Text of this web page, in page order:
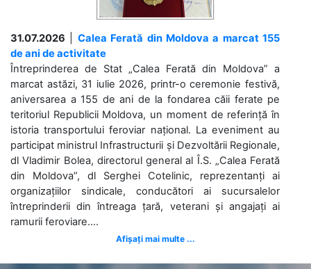
31.07.2026
Calea Ferată din Moldova a marcat 155
de ani de activitate
Întreprinderea de Stat „Calea Ferată din Moldova” a
marcat astăzi, 31 iulie 2026, printr-o ceremonie festivă,
aniversarea a 155 de ani de la fondarea căii ferate pe
teritoriul Republicii Moldova, un moment de referință în
istoria transportului feroviar național. La eveniment au
participat ministrul Infrastructurii și Dezvoltării Regionale,
dl Vladimir Bolea, directorul general al Î.S. „Calea Ferată
din Moldova”, dl Serghei Cotelinic, reprezentanți ai
organizațiilor sindicale, conducători ai sucursalelor
întreprinderii din întreaga țară, veterani și angajați ai
ramurii feroviare....
Afișați mai multe ...